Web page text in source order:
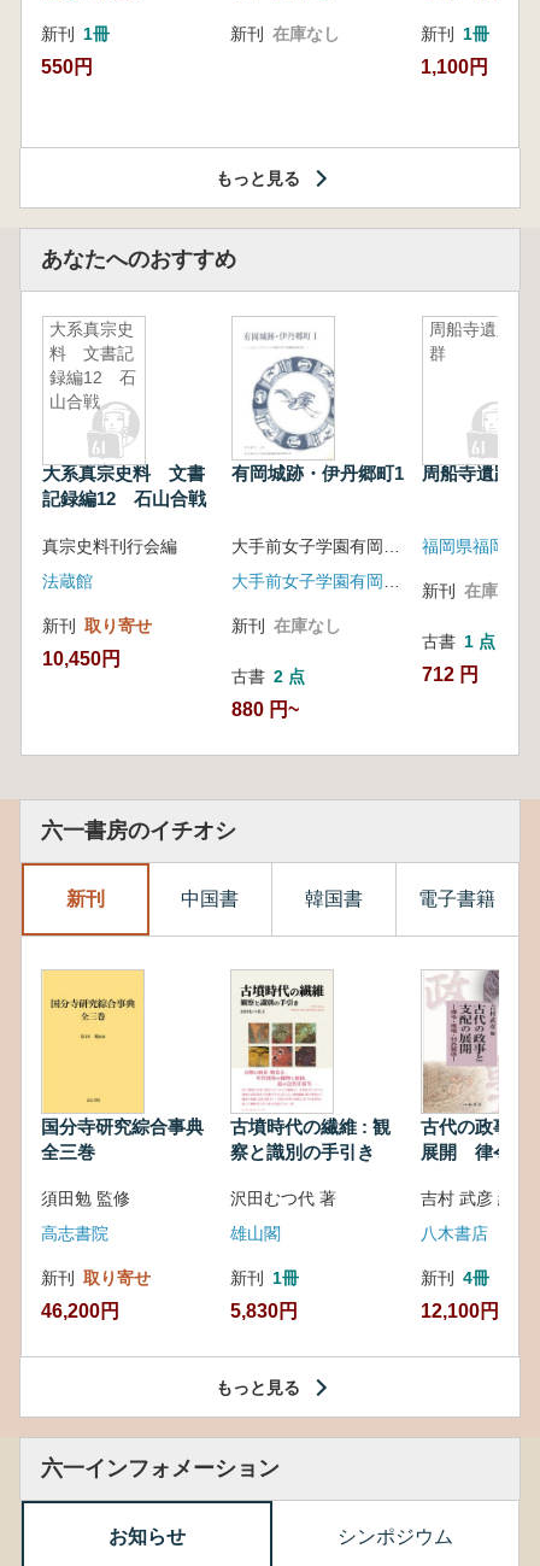
新刊 1冊
550円
新刊 在庫なし 新刊 1冊
1,100円
もっと見る
あなたへのおすすめ
大系真宗史
料 文書記
録編12 石
山合戦
大系真宗史料 文書
記録編12 石山合戦
真宗史料刊行会編
法蔵館
新刊 取り寄せ
10,450円
有岡城跡・伊丹郷町1
新刊 在庫なし
古書 2 点
880 円~
周船寺遺跡
群
周船寺遺跡群
新刊 在庫なし
古書 1 点
712 円
六一書房のイチオシ
新刊 中国書 韓国書 電子書籍
国分寺研究綜合事典
全三巻
須田勉 監修
高志書院
新刊 取り寄せ
46,200円
古墳時代の繊維 : 観
察と識別の手引き
沢田むつ代 著
雄山閣
新刊 1冊
5,830円
古代の政事と
展開 律令・
吉村 武彦 編集
八木書店
新刊 4冊
12,100円
もっと見る
六一インフォメーション
お知らせ シンポジウム